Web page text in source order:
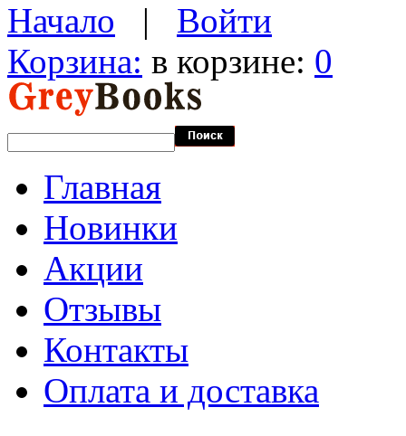
Начало | Войти
Корзина: в корзине: 0
Главная
Новинки
Акции
Отзывы
Контакты
Оплата и доставка